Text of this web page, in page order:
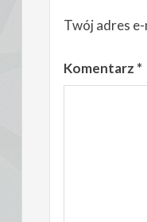
Twój adres
Komentarz *